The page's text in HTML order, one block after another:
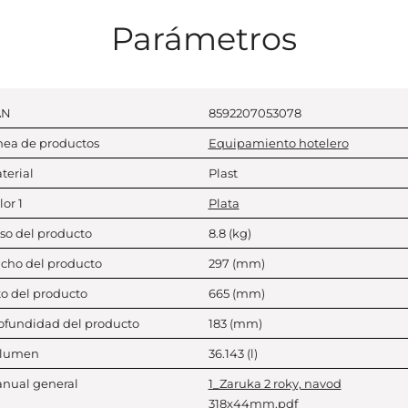
Parámetros
8592207053078
de productos Equipamiento hotelero
Plast
1 Plata
del producto 8.8 (kg)
del producto 297 (mm)
del producto 665 (mm)
del producto 183 (mm)
36.143 (l)
general
1_Zaruka 2 roky, navod
318x44mm.pdf